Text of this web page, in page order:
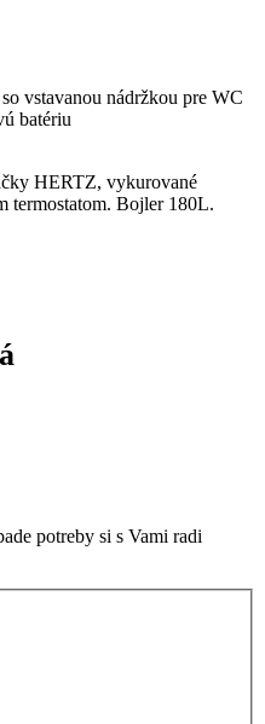
vstavanou nádržkou pre WC
batériu
HERTZ, vykurované
termostatom. Bojler 180L.
potreby si s Vami radi